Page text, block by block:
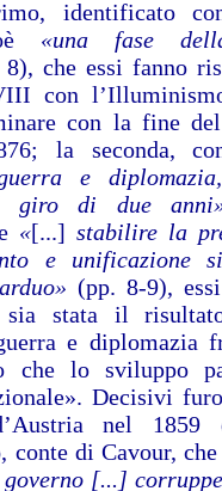
identificato
«una fase
8), che essi fanno
con
con la fine
la seconda,
e
giro di due
«[...] stabilire la
e unificazione
(pp. 8-9),
sia stata il
e diplomazia
che lo sviluppo
Decisivi
nel 1859
conte di Cavour, che
governo [...]